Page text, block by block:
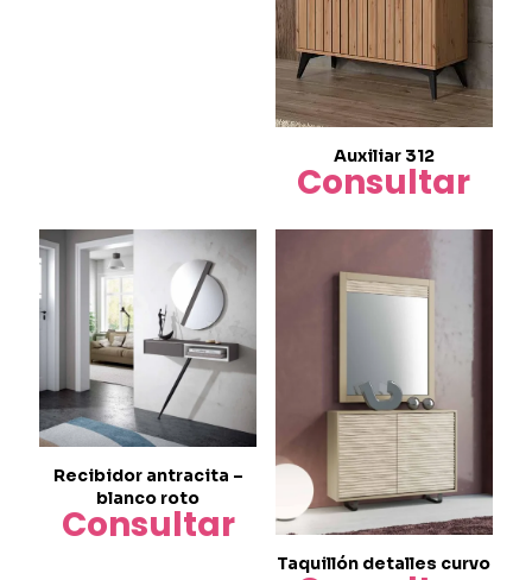
la
producto
Auxiliar 312
Consultar
Recibidor antracita –
blanco roto
Consultar
Taquillón detalles curvo